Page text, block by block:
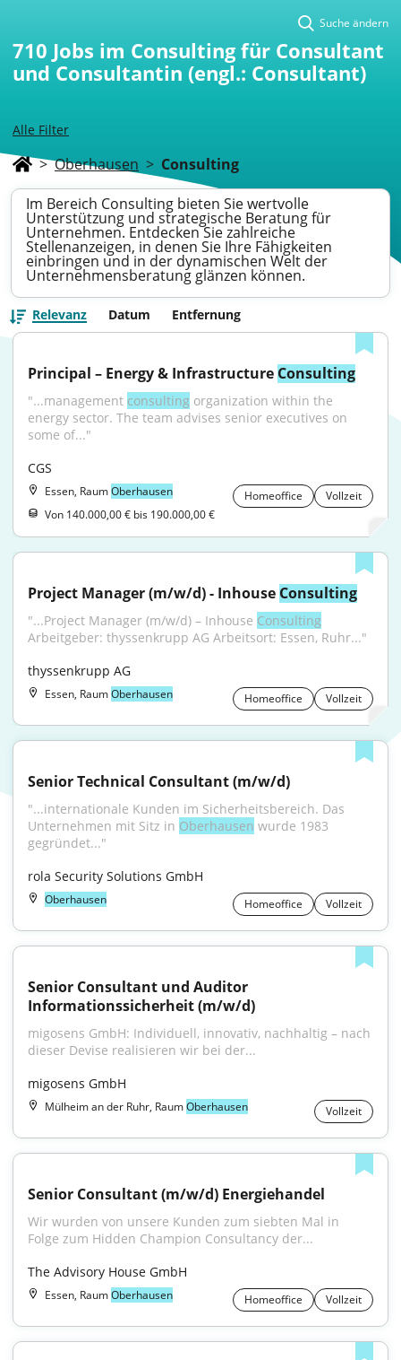
Alle Filter
Suche ändern
710 Jobs im Consulting für Consultant
und Consultantin (engl.: Consultant)
> Oberhausen > Consulting
Im Bereich Consulting bieten Sie wertvolle
Unterstützung und strategische Beratung für
Unternehmen. Entdecken Sie zahlreiche
Stellenanzeigen, in denen Sie Ihre Fähigkeiten
einbringen und in der dynamischen Welt der
Unternehmensberatung glänzen können.
Relevanz Datum Entfernung
Principal – Energy & Infrastructure Consulting
"...management consulting organization within the
energy sector. The team advises senior executives on
some of..."
CGS
Essen, RaumOberhausen Homeoffice
Vollzeit
Von 140.000,00 € bis 190.000,00 €
Project Manager (m/w/d) - Inhouse Consulting
"...Project Manager (m/w/d) – Inhouse Consulting
Arbeitgeber: thyssenkrupp AG Arbeitsort: Essen, Ruhr..."
thyssenkrupp AG
Essen, RaumOberhausen Homeoffice Vollzeit
Senior Technical Consultant (m/w/d)
"...internationale Kunden im Sicherheitsbereich. Das
Unternehmen mit Sitz in Oberhausen wurde 1983
gegründet..."
rola Security Solutions GmbH
Oberhausen Homeoffice Vollzeit
Senior Consultant und Auditor
Informationssicherheit (m/w/d)
migosens GmbH: Individuell, innovativ, nachhaltig – nach
dieser Devise realisieren wir bei der...
migosens GmbH
Mülheim an der Ruhr, RaumOberhausen Vollzeit
Senior Consultant (m/w/d) Energiehandel
Wir wurden von unsere Kunden zum siebten Mal in
Folge zum Hidden Champion Consultancy der...
The Advisory House GmbH
Essen, RaumOberhausen Homeoffice Vollzeit